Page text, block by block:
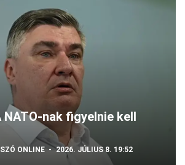
NATO-nak figyelnie kell
ONLINE 2026. JÚLIUS 8. 19:52